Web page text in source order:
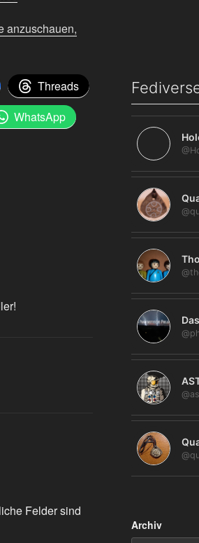
anzuschauen,
Threads
WhatsApp
Felder sind
Archiv